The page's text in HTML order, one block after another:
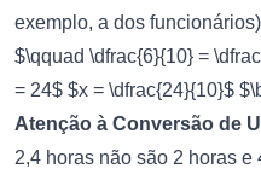
exemplo, a dos
$\qquad \dfrac{6}{10} =
= 24$ $x = \dfrac{24}{10}$
Atenção à Conversão de
2,4 horas não são 2 horas e